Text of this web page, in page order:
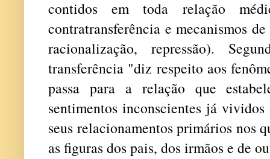
contidos em toda relação
contratransferência e mecanismos
racionalização, repressão).
transferência "diz respeito aos
passa para a relação que
sentimentos inconscientes já
seus relacionamentos primários nos
as figuras dos pais, dos irmãos e de